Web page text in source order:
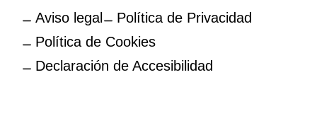
Aviso legal
Política de Privacidad
Política de Cookies
Declaración de Accesibilidad